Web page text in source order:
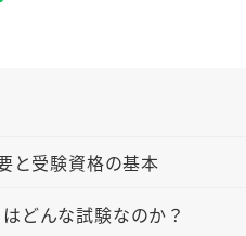
と受験資格の基本
どんな試験なのか？